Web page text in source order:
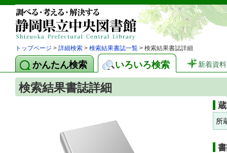
トップページ > 詳細検索 > 検索結果書誌一覧 > 検索結果書誌詳細
かんたん検索 いろいろ検索 新着資料
検索結果書誌詳細
所